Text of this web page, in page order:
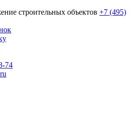
строительных объектов +7 (495)
74